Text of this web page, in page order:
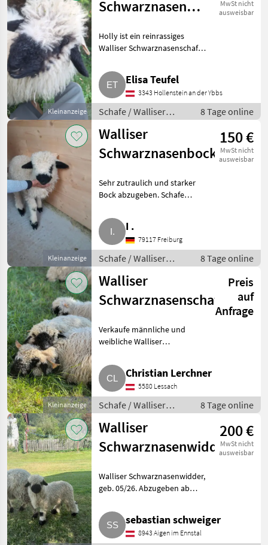
Kleinanzeige
Schwarznasenschaf
MwSt nicht
ausweisbar
Holly ist ein reinrassiges
Walliser Schwarznasenschaf
geboren. Somit sucht sie eine
neue Familie, die viel Zeit für
Kuscheleinheiten hat.
Elisa Teufel
3343 Hollenstein an der Ybbs
Schafe / Walliser
Schwarznasenschafe
8 Tage online
Kleinanzeige
Walliser
Schwarznasenbock
150 €
MwSt nicht
ausweisbar
Sehr zutraulich und starker
Bock abzugeben. Schafe
I .
79117 Freiburg
Schafe / Walliser
Schwarznasenschafe
8 Tage online
Kleinanzeige
Walliser
Schwarznasenschafe
Preis
auf
Anfrage
Verkaufe männliche und
weibliche Walliser
guter Abstammung. Alle Tiere
im HB A. Schöne, gesunde und
gut entwickelte Tiere. Bei
Interesse
Christian Lerchner
5580 Lessach
Schafe / Walliser
Schwarznasenschafe
8 Tage online
Walliser
Schwarznasenwidder
200 €
MwSt nicht
ausweisbar
Walliser Schwarznasenwidder,
geb. 05/26. Abzugeben ab
Schwarznasenschafe
sebastian schweiger
8943 Aigen im Ennstal